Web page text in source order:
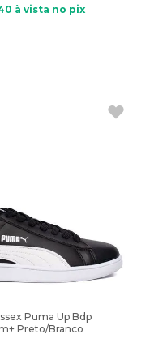
à vista no pix
Puma Up Bdp
Preto/Branco